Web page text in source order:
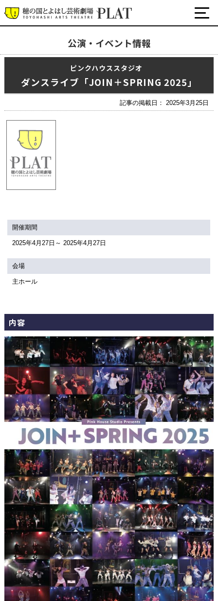
公式SNS
アクセシビリティ/
座席表 月間スケジュール
サイトマップ トップに戻る
公演・イベント情報
ピンクハウススタジオ
ダンスライブ「JOIN＋SPRING 2025」
記事の掲載日： 2025年3月25日
開催期間
2025年4月27日～ 2025年4月27日
会場
主ホール
内容
最新の公演・イベント情報
演劇・ダンス・音楽など
ワークショップ・講座
イベント
プラットについて
チケット・座席表・鑑賞サポートなど
関連団体・施設